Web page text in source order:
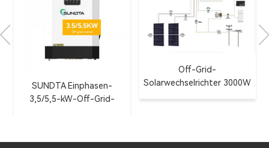
Solarwechselrichter 3000W
5000W
3 kW 5 kW 6 kW Solar-
Max-Wechselrichter